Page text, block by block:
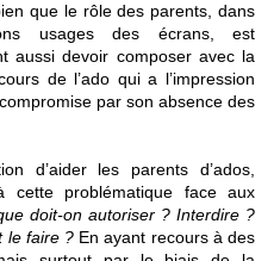
que le rôle des parents, dans
usages des écrans, est
aussi devoir composer avec la
de l’ado qui a l’impression
par son absence des
d’aider les parents d’ados,
problématique face aux
doit-on autoriser ? Interdire ?
le faire ? En ayant recours à des